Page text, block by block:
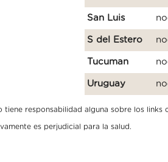
San Luis
S del Estero
Tucuman
Uruguay
responsabilidad alguna sobre los links
es perjudicial para la salud.